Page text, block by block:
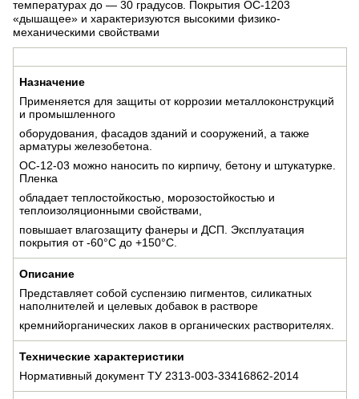
температурах до — 30 градусов. Покрытия ОС-1203
«дышащее» и характеризуются высокими физико-
механическими свойствами
Назначение
Применяется для защиты от коррозии металлоконструкций
и промышленного
оборудования, фасадов зданий и сооружений, а также
арматуры железобетона.
ОС-12-03 можно наносить по кирпичу, бетону и штукатурке.
Пленка
обладает теплостойкостью, морозостойкостью и
теплоизоляционными свойствами,
повышает влагозащиту фанеры и ДСП. Эксплуатация
покрытия от -60°C до +150°C.
Описание
Представляет собой суспензию пигментов, силикатных
наполнителей и целевых добавок в растворе
кремнийорганических лаков в органических растворителях.
Технические характеристики
Нормативный документ ТУ 2313-003-33416862-2014